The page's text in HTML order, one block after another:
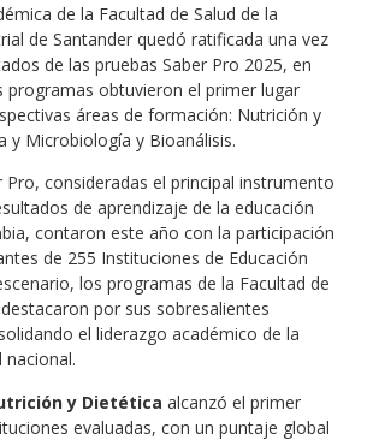
de la Facultad de Salud de la
de Santander quedó ratificada una vez
de las pruebas Saber Pro 2025, en
programas obtuvieron el primer lugar
áreas de formación: Nutrición y
y Microbiología y Bioanálisis.
Pro, consideradas el principal instrumento
de aprendizaje de la educación
contaron este año con la participación
de 255 Instituciones de Educación
los programas de la Facultad de
por sus sobresalientes
el liderazgo académico de la
nacional.
y Dietética alcanzó el primer
evaluadas, con un puntaje global